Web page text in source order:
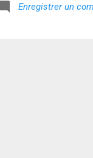
Enregistrer un